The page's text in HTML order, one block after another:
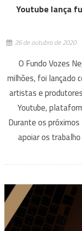
Youtube lança
26 de outubro de 2020
O Fundo Vozes
milhões, foi lançado
artistas e
Youtube,
Durante os
apoiar os